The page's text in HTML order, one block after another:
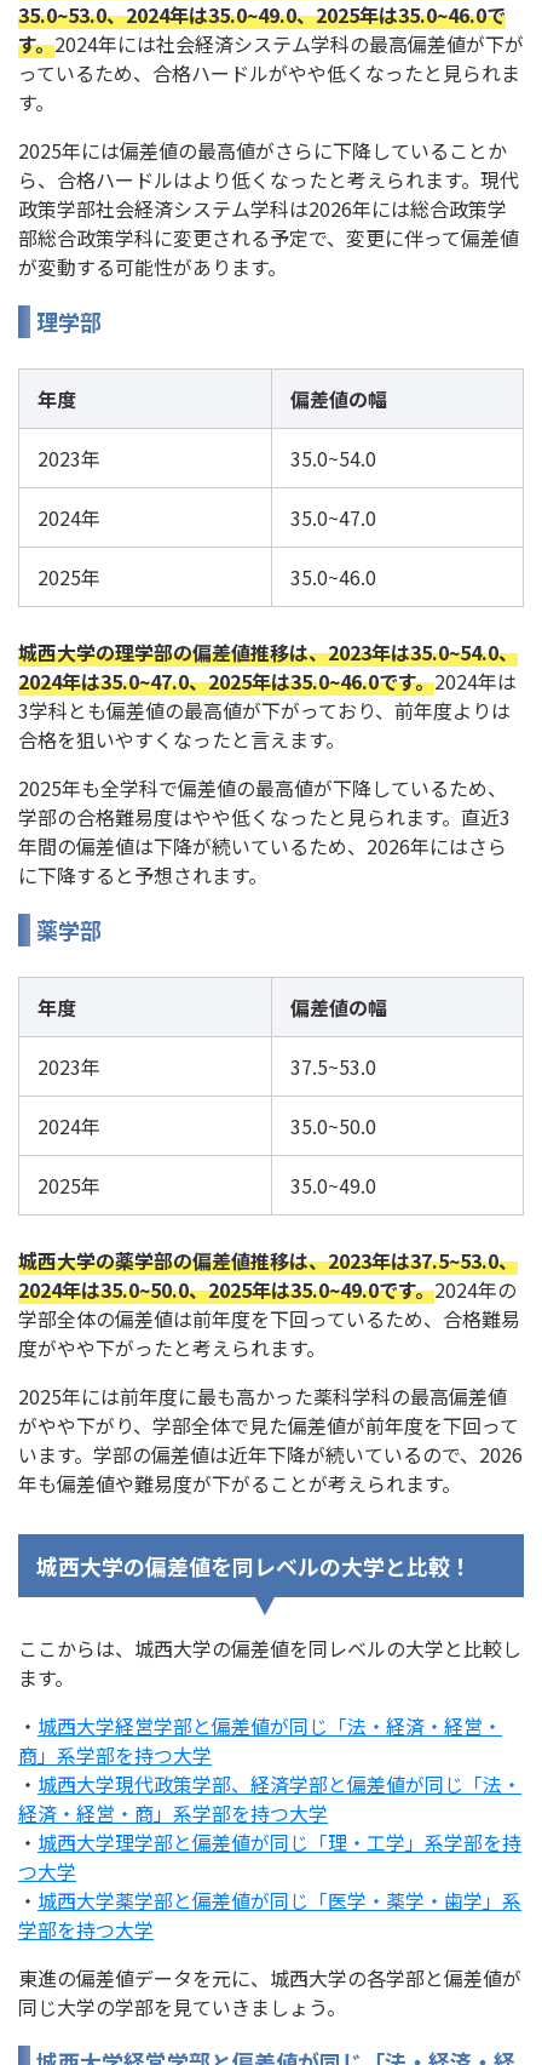
35.0~53.0、2024年は35.0~49.0、2025年は35.0~46.0で
す。2024年には社会経済システム学科の最高偏差値が下が
っているため、合格ハードルがやや低くなったと見られま
す。
2025年には偏差値の最高値がさらに下降していることか
ら、合格ハードルはより低くなったと考えられます。現代
政策学部社会経済システム学科は2026年には総合政策学
部総合政策学科に変更される予定で、変更に伴って偏差値
が変動する可能性があります。
理学部
年度 偏差値の幅
2023年 35.0~54.0
2024年 35.0~47.0
2025年 35.0~46.0
城西大学の理学部の偏差値推移は、2023年は35.0~54.0、
2024年は35.0~47.0、2025年は35.0~46.0です。2024年は
3学科とも偏差値の最高値が下がっており、前年度よりは
合格を狙いやすくなったと言えます。
2025年も全学科で偏差値の最高値が下降しているため、
学部の合格難易度はやや低くなったと見られます。直近3
年間の偏差値は下降が続いているため、2026年にはさら
に下降すると予想されます。
薬学部
年度 偏差値の幅
2023年 37.5~53.0
2024年 35.0~50.0
2025年 35.0~49.0
城西大学の薬学部の偏差値推移は、2023年は37.5~53.0、
2024年は35.0~50.0、2025年は35.0~49.0です。2024年の
学部全体の偏差値は前年度を下回っているため、合格難易
度がやや下がったと考えられます。
2025年には前年度に最も高かった薬科学科の最高偏差値
がやや下がり、学部全体で見た偏差値が前年度を下回って
います。学部の偏差値は近年下降が続いているので、2026
年も偏差値や難易度が下がることが考えられます。
城西大学の偏差値を同レベルの大学と比較！
ここからは、城西大学の偏差値を同レベルの大学と比較し
ます。
・ 城西大学経営学部と偏差値が同じ「法・経済・経営・
商」系学部を持つ大学
・ 城西大学現代政策学部、経済学部と偏差値が同じ「法・
経済・経営・商」系学部を持つ大学
・ 城西大学理学部と偏差値が同じ「理・工学」系学部を持
つ大学
・ 城西大学薬学部と偏差値が同じ「医学・薬学・歯学」系
学部を持つ大学
東進の偏差値データを元に、城西大学の各学部と偏差値が
同じ大学の学部を見ていきましょう。